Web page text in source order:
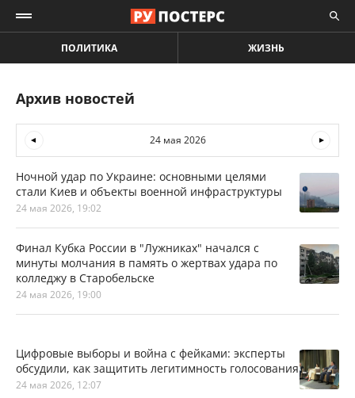
ПОЛИТИКА ЖИЗНЬ
Архив новостей
24 мая 2026
Ночной удар по Украине: основными целями
стали Киев и объекты военной инфраструктуры
24 мая 2026, 19:02
Финал Кубка России в "Лужниках" начался с
минуты молчания в память о жертвах удара по
колледжу в Старобельске
24 мая 2026, 19:00
Цифровые выборы и война с фейками: эксперты
обсудили, как защитить легитимность голосования
24 мая 2026, 12:07